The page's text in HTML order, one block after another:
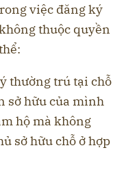
việc đăng ký
thuộc quyền
thường trú tại chỗ
sở hữu của mình
hộ mà không
sở hữu chỗ ở hợp